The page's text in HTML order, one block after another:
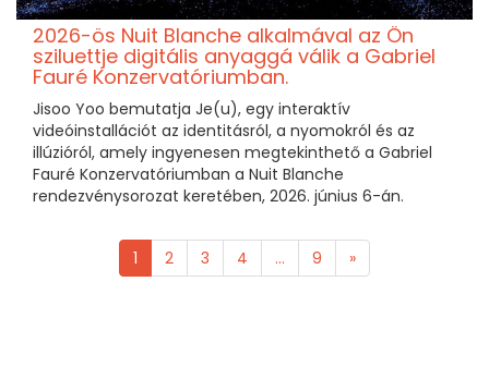
2026-ös Nuit Blanche alkalmával az Ön
sziluettje digitális anyaggá válik a Gabriel
Fauré Konzervatóriumban.
Jisoo Yoo bemutatja Je(u), egy interaktív
videóinstallációt az identitásról, a nyomokról és az
illúzióról, amely ingyenesen megtekinthető a Gabriel
Fauré Konzervatóriumban a Nuit Blanche
rendezvénysorozat keretében, 2026. június 6-án.
1 2 3 4 ... 9 »